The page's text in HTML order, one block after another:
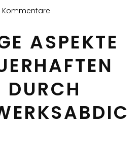
Kommentare
ASPEKTE
DURCH